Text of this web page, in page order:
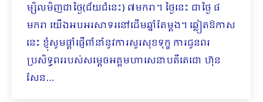
ម្សិលមិញជាថ្ងៃ(ជ័យជំនេះ) ៧មករា។ ថ្ងៃនេះ ជាថ្ងៃ ៨
មករា យើងអបអរសាទរនៅដើមឆ្នាំតែម្ដង។ ឆ្លៀតឱកាស
នេះ ខ្ញុំសូមផ្ដាំផ្ញើពាំនាំនូវការសួរសុខទុក្ខ ការជូនពរ
ប្រសិទ្ធពររបស់សម្ដេចអគ្គមហាសេនាបតីតេជោ ហ៊ុន
សែន…